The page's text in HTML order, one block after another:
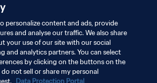
personalize content and ads, provide
and analyse our traffic. We also share
your use of our site with our social
and analytics partners. You can select
by clicking on the buttons on the
not sell or share my personal
Data Protection Portal